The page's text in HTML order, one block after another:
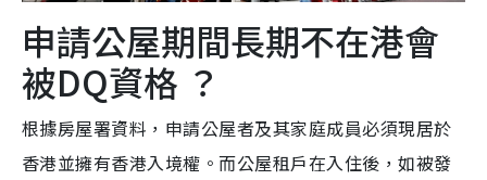
申請公屋期間長期不在港會
被DQ資格 ？
根據房屋署資料，申請公屋者及其家庭成員必須現居於
香港並擁有香港入境權。而公屋租戶在入住後，如被發